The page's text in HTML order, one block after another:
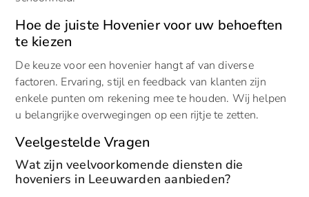
Hoe de juiste Hovenier voor uw behoeften
te kiezen
De keuze voor een hovenier hangt af van diverse
factoren. Ervaring, stijl en feedback van klanten zijn
enkele punten om rekening mee te houden. Wij helpen
u belangrijke overwegingen op een rijtje te zetten.
Veelgestelde Vragen
Wat zijn veelvoorkomende diensten die
hoveniers in Leeuwarden aanbieden?